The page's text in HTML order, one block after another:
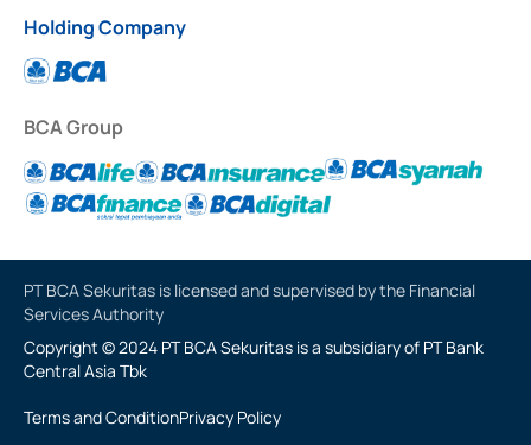
Holding Company
BCA Group
PT BCA Sekuritas is licensed and supervised by the Financial
Services Authority
Copyright © 2024 PT BCA Sekuritas is a subsidiary of PT Bank
Central Asia Tbk
Terms and ConditionPrivacy Policy